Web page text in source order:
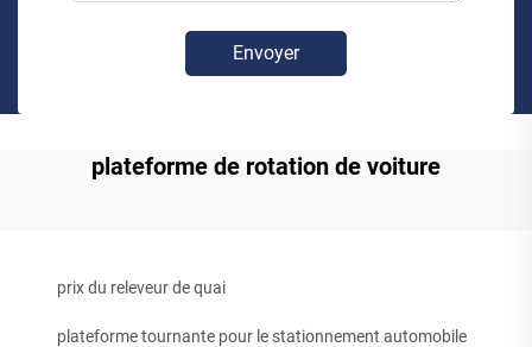
Envoyer
plateforme de rotation de voiture
prix du releveur de quai
plateforme tournante pour le stationnement automobile